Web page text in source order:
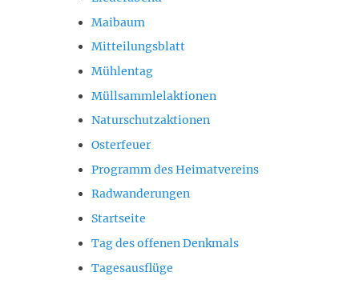
Maibaum
Mitteilungsblatt
Mühlentag
Müllsammlelaktionen
Naturschutzaktionen
Osterfeuer
Programm des Heimatvereins
Radwanderungen
Startseite
Tag des offenen Denkmals
Tagesausflüge